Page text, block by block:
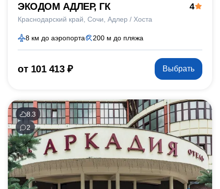
ЭКОДОМ АДЛЕР, ГК
Краснодарский край Сочи Адлер / Хоста
4
8 км до аэропорта 200 м до пляжа
от 101 413 ₽ Выбрать
8.3
2